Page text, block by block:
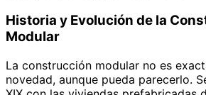
Historia y Evolución de la
Modular
La construcción modular no es
novedad, aunque pueda parecerlo.